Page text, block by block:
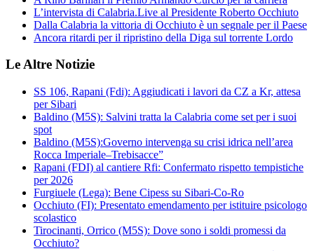
L’intervista di Calabria.Live al Presidente Roberto Occhiuto
Dalla Calabria la vittoria di Occhiuto è un segnale per il Paese
Ancora ritardi per il ripristino della Diga sul torrente Lordo
Le Altre Notizie
SS 106, Rapani (Fdi): Aggiudicati i lavori da CZ a Kr, attesa
per Sibari
Baldino (M5S): Salvini tratta la Calabria come set per i suoi
spot
Baldino (M5S):Governo intervenga su crisi idrica nell’area
Rocca Imperiale–Trebisacce”
Rapani (FDI) al cantiere Rfi: Confermato rispetto tempistiche
per 2026
Furgiuele (Lega): Bene Cipess su Sibari-Co-Ro
Occhiuto (FI): Presentato emendamento per istituire psicologo
scolastico
Tirocinanti, Orrico (M5S): Dove sono i soldi promessi da
Occhiuto?